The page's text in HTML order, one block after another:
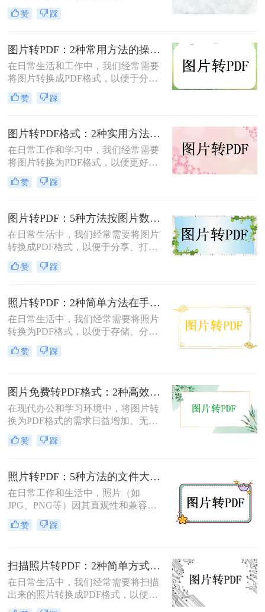
式具有支持矢量图形、打印格式不走
样、兼容性高、体积小以及支持批注
格式。那么电脑怎么把图片转换成pdf
呢？本文将介绍四种常见的图片转
PDF的方法。
赞 踩
图片转PDF：2种常用方法的操作步骤和格式保留设置！
在日常生活和工作中，我们经常需要
将图片转换成PDF格式，以便于分
享、打印或存档。那么如何把图片转
换成PDF呢？本文将介绍两种常用的
赞 踩
图片转PDF格式：2种实用方法的关键参数和输出质量对比！
在日常工作和学习中，我们经常需要
将图片转换为PDF格式，以便更好地
保存、分享和打印。那么如何将图片
转换为pdf格式呢？本文将介绍两种将
赞 踩
图片转PDF：5种方法按图片数量和文件大小选，大的别用在线！
在日常生活中，我们经常需要将图片
转换成PDF格式，以便于分享、打印
或存档。那么图片如何转换成pdf呢？
本文将介绍几种将图片转换成PDF的
换方式。
赞 踩
照片转PDF：2种简单方法在手机端和电脑端的操作差异！
在日常生活中，我们经常需要将照片
转换为PDF格式，以便于存储、分享
和打印。那么照片转pdf怎么弄呢？下
面将介绍两种简单实用的方法，帮助
赞 踩
图片免费转PDF格式：2种高效方法的转换速度和画质损失对比！
在现代办公和学习环境中，将图片转
换为PDF格式的需求日益增加。无论
是为了更好地保存、传输还是打印图
片，PDF格式因其跨平台兼容性和格
怎么转换成pdf格式免费呢？本文将介
绍两种免费且高效的图片转PDF的方
法。
赞 踩
照片转PDF：5种方法的文件大小限制和画质保留实测！
在日常工作和生活中，照片（如
JPG、PNG等）因其直观性和兼容性
被广泛使用。然而，在需要整合多张
照片、提高安全性或便于打印时，将
文将详细介绍5种将照片转换为PDF的
常用高效方法，帮助用户根据需求选
择最适合的方案。
赞 踩
扫描照片转PDF：2种简单方式在身份证和合同上的操作差异！
在日常生活中，我们经常需要将扫描
出来的照片转换成PDF格式，以便于
分享、存储和管理。那么扫描出来的